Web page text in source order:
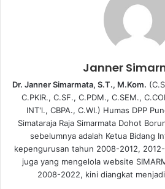
Janner
Dr. Janner Simarmata, S.T., M.Kom.
C.PKIR., C.SF., C.PDM., C.SEM.,
INT'l., CBPA., C.WI.) Humas DPP
Simataraja Raja Simarmata Dohot
sebelumnya adalah Ketua Bidang
kepengurusan tahun 2008-2012,
juga yang mengelola website
2008-2022, kini diangkat